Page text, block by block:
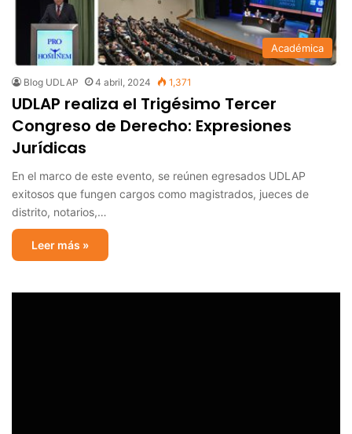
Académica
Blog UDLAP 4 abril, 2024 1,371
UDLAP realiza el Trigésimo Tercer
Congreso de Derecho: Expresiones
Jurídicas
En el marco de este evento, se reúnen egresados UDLAP
exitosos que fungen cargos como magistrados, jueces de
distrito, notarios,…
Leer más »